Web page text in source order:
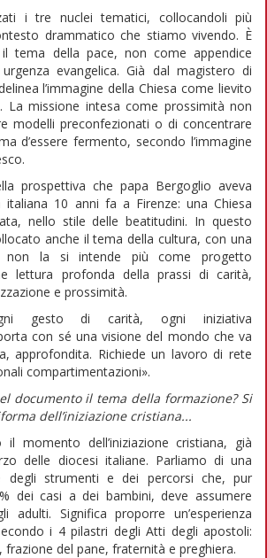
i tre nuclei tematici, collocandoli più
drammatico che stiamo vivendo. È
tema della pace, non come appendice
evangelica. Già dal magistero di
l’immagine della Chiesa come lievito
La missione intesa come prossimità non
modelli preconfezionati o di concentrare
d’essere fermento, secondo l’immagine
prospettiva che papa Bergoglio aveva
italiana 10 anni fa a Firenze: una Chiesa
nello stile delle beatitudini. In questo
anche il tema della cultura, con una
non la si intende più come progetto
lettura profonda della prassi di carità,
e prossimità.
gesto di carità, ogni iniziativa
con sé una visione del mondo che va
approfondita. Richiede un lavoro di rete
compartimentazioni».
documento il tema della formazione? Si
dell’iniziazione cristiana...
momento dell’iniziazione cristiana, già
delle diocesi italiane. Parliamo di una
degli strumenti e dei percorsi che, pur
dei casi a dei bambini, deve assumere
adulti. Significa proporre un’esperienza
i 4 pilastri degli Atti degli apostoli:
frazione del pane, fraternità e preghiera.